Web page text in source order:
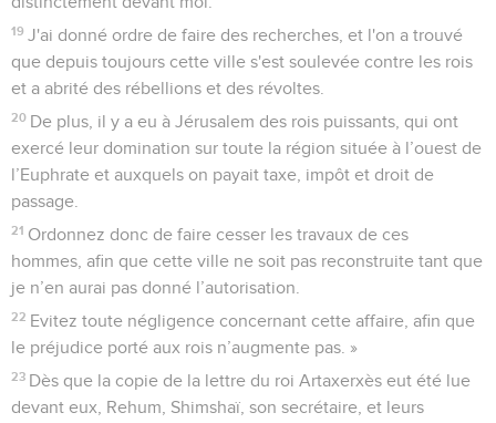
19 J'ai donné ordre de faire des recherches, et l'on a trouvé
que depuis toujours cette ville s'est soulevée contre les rois
et a abrité des rébellions et des révoltes.
20 De plus, il y a eu à Jérusalem des rois puissants, qui ont
exercé leur domination sur toute la région située à l’ouest de
l’Euphrate et auxquels on payait taxe, impôt et droit de
passage.
21 Ordonnez donc de faire cesser les travaux de ces
hommes, afin que cette ville ne soit pas reconstruite tant que
je n’en aurai pas donné l’autorisation.
22 Evitez toute négligence concernant cette affaire, afin que
le préjudice porté aux rois n’augmente pas. »
23 Dès que la copie de la lettre du roi Artaxerxès eut été lue
devant eux, Rehum, Shimshaï, son secrétaire, et leurs